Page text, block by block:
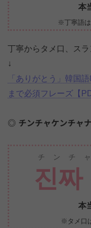
本
※丁寧語は
丁寧からタメ口、ス
↓
「ありがとう」韓国
まで必須フレーズ【
チンチャケンチャ
진짜
チンチ
本
※タメ口